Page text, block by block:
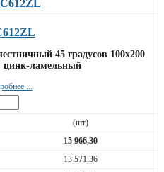
45 градусов 100x200
цинк-ламельный
...
(шт)
15 966,30
13 571,36